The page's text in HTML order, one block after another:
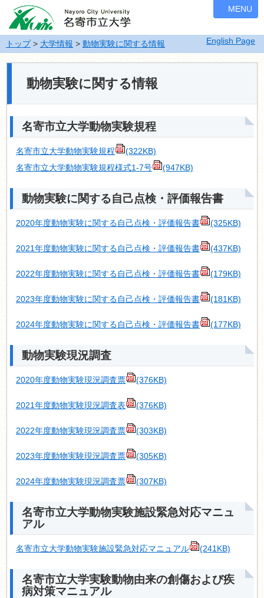
ナ
ビ
ゲ
ー
シ
飛
ば
English Page
MENU
トップ> 大学情報 > 動物実験に関する情報
動物実験に関する情報
名寄市立大学動物実験規程
名寄市立大学動物実験規程
(322KB)
名寄市立大学動物実験規程様式1-7号
(947KB)
動物実験に関する自己点検・評価報告書
2020年度動物実験に関する自己点検・評価報告書 (325KB)
2021年度動物実験に関する自己点検・評価報告書 (437KB)
2022年度動物実験に関する自己点検・評価報告書 (179KB)
2023年度動物実験に関する自己点検・評価報告書 (181KB)
2024年度動物実験に関する自己点検・評価報告書 (177KB)
動物実験現況調査
2020年度動物実験現況調査票 (376KB)
2021年度動物実験現況調査表 (376KB)
2022年度動物実験現況調査票 (303KB)
2023年度動物実験現況調査票 (305KB)
2024年度動物実験現況調査票 (307KB)
名寄市立大学動物実験施設緊急対応マニュ
アル
名寄市立大学動物実験施設緊急対応マニュアル (241KB)
名寄市立大学実験動物由来の創傷および疾
病対策マニュアル